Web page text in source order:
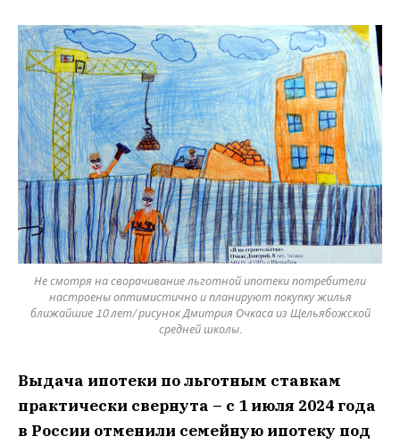
Не смотря на сворачивание льготной ипотеки потребители
настроены оптимистично и планируют покупку жилья
ближайшие 10 лет/ рисунок Дмитрия Очкаса из Щельябожской
средней школы.
Выдача ипотеки по льготным ставкам
практически свернута – с 1 июля 2024 года
в России отменили семейную ипотеку под